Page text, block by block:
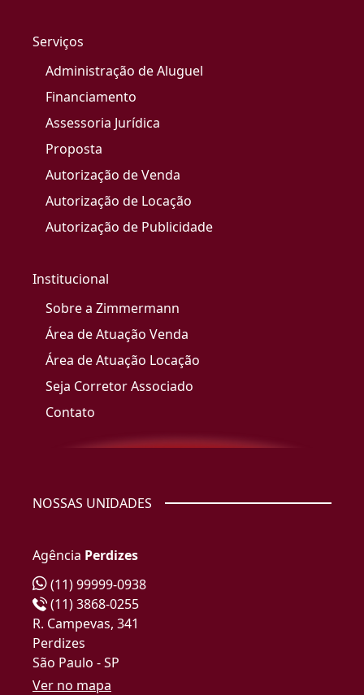
Serviços
Administração de Aluguel
Financiamento
Assessoria Jurídica
Proposta
Autorização de Venda
Autorização de Locação
Autorização de Publicidade
Institucional
Sobre a Zimmermann
Área de Atuação Venda
Área de Atuação Locação
Seja Corretor Associado
Contato
NOSSAS UNIDADES
Agência Perdizes
(11) 99999-0938
(11) 3868-0255
R. Campevas, 341
Perdizes
São Paulo - SP
Ver no mapa